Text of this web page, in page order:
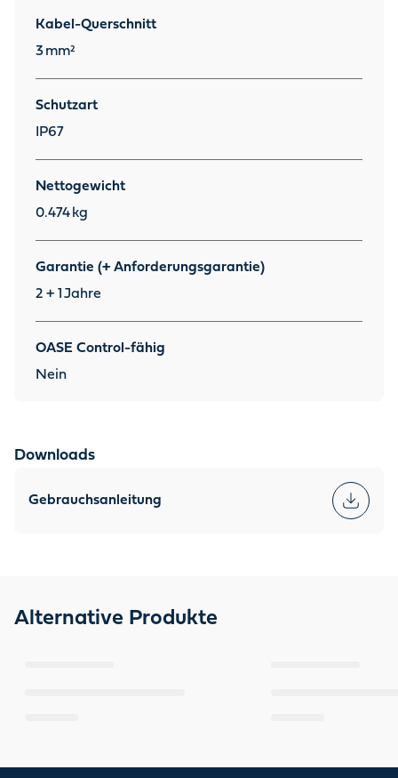
Kabel-Querschnitt
3 mm²
Schutzart
IP67
Nettogewicht
0.474 kg
Garantie (+ Anforderungsgarantie)
2 + 1 Jahre
OASE Control-fähig
Nein
Downloads
Gebrauchsanleitung
Alternative Produkte